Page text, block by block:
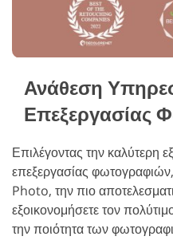
Ανάθεση
Επεξεργασίας
Επιλέγοντας την καλύτερη
επεξεργασίας
Photo, την πιο
εξοικονομήσετε τον
την ποιότητα των